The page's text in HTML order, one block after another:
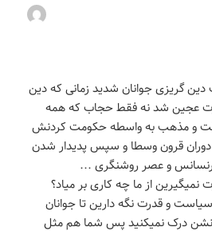
گریزی جوانان شدید زمانی که دین
عجین شد نه فقط حجاب که همه
و مذهب به واسطه حکومت کردنش
دوران قرون وسطا و سپس پدیدار شدن
و عصر روشنگری …
نمیگیرین از ما چه کاری بر میاد؟
و قدرت نگه دارین تا جوانان
نشن درک نمیکنید پس شما هم مثل